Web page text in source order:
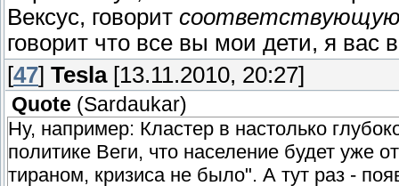
Вексус, говорит
говорит что все вы мои дети, я вас
[47] Tesla[13.11.2010, 20:27]
Quote (Sardaukar)
Ну, например: Кластер в настолько
политике Веги, что население будет уже
тираном, кризиса не было". А тут раз -